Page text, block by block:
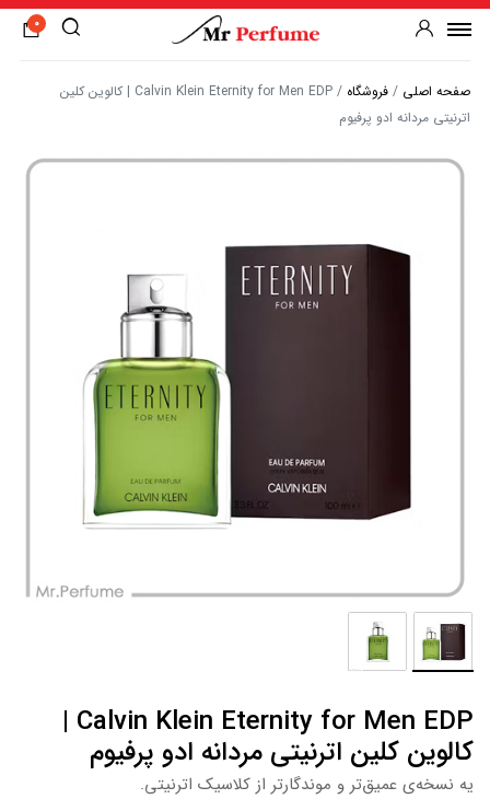
0
صفحه اصلی / فروشگاه /
Calvin Klein Eternity for Men EDP | کالوین کلین
اترنیتی مردانه ادو پرفیوم
Calvin Klein Eternity for Men EDP |
کالوین کلین اترنیتی مردانه ادو پرفیوم
یه نسخه‌ی عمیق‌تر و موندگارتر از کلاسیک اترنیتی.